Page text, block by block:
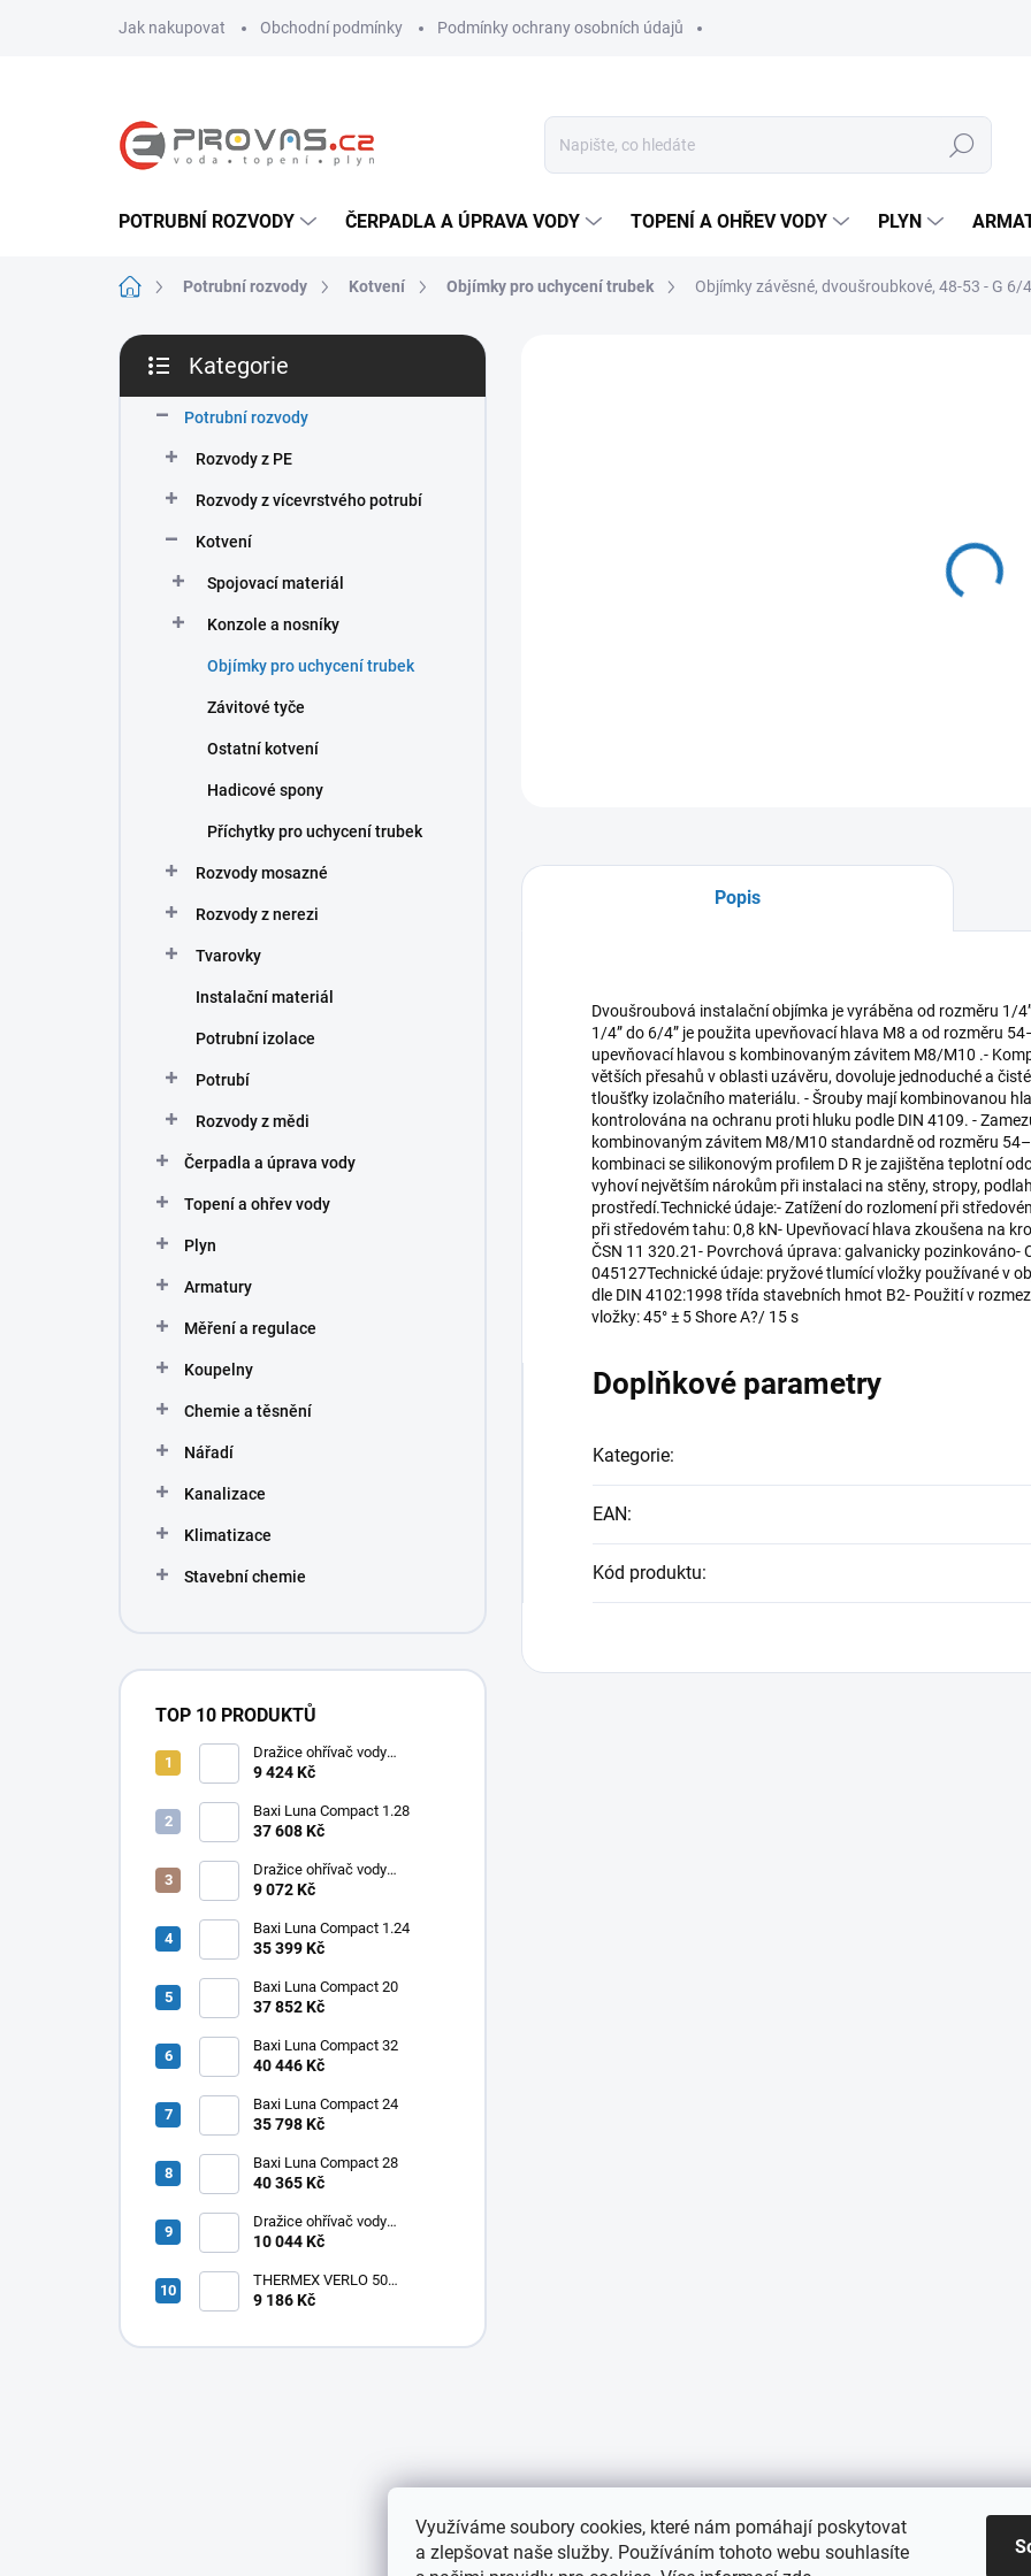
Využíváme soubory cookies, které nám pomáhají poskytovat
a zlepšovat naše služby. Používáním tohoto webu souhlasíte
Jak nakupovat Obchodní podmínky Podmínky ochrany osobních údajů
Hledat
POTRUBNÍ ROZVODY ČERPADLA A ÚPRAVA VODY TOPENÍ A OHŘEV VODY PLYN
Domů Potrubní rozvody Kotvení Objímky pro uchycení trubek Objímky závěsné, dvoušroubkové, 48-53 - G 6/
P
s
kategorie
Kategorie
Potrubní rozvody
Rozvody z PE
Rozvody z vícevrstvého potrubí
Kotvení
Spojovací materiál
Konzole a nosníky
Objímky pro uchycení trubek
Závitové tyče
Ostatní kotvení
Hadicové spony
Příchytky pro uchycení trubek
Rozvody mosazné
Rozvody z nerezi
Tvarovky
Instalační materiál
Potrubní izolace
Potrubí
Rozvody z mědi
Čerpadla a úprava vody
Topení a ohřev vody
Plyn
Armatury
Měření a regulace
Koupelny
Chemie a těsnění
Nářadí
Kanalizace
Klimatizace
Stavební chemie
TOP 10 PRODUKTŮ
Dražice ohřívač vody
elektrický svislý OKHE ONE/E
9 424 Kč
Baxi Luna Compact 1.28
37 608 Kč
Dražice ohřívač vody
elektrický svislý OKHE ONE/E
9 072 Kč
Baxi Luna Compact 1.24
35 399 Kč
Baxi Luna Compact 20
37 852 Kč
Baxi Luna Compact 32
40 446 Kč
Baxi Luna Compact 24
35 798 Kč
Baxi Luna Compact 28
40 365 Kč
Dražice ohřívač vody
elektrický svislý OKHE ONE/E
10 044 Kč
THERMEX VERLO 50
elektrický ohřívač vody
9 186 Kč
Popis
Dvoušroubová instalační objímka je vyráběna od rozměru 1/
1/4” do 6/4” je použita upevňovací hlava M8 a od rozměru
upevňovací hlavou s kombinovaným závitem M8/M10 .-
větších přesahů v oblasti uzávěru, dovoluje jednoduché a
tloušťky izolačního materiálu. - Šrouby mají kombinovanou
kontrolována na ochranu proti hluku podle DIN 4109. -
kombinovaným závitem M8/M10 standardně od rozměru
kombinaci se silikonovým profilem D R je zajištěna teplotní
vyhoví největším nárokům při instalaci na stěny, stropy,
prostředí.Technické údaje:- Zatížení do rozlomení při
při středovém tahu: 0,8 kN- Upevňovací hlava zkoušena na
ČSN 11 320.21- Povrchová úprava: galvanicky
045127Technické údaje: pryžové tlumící vložky používané v
dle DIN 4102:1998 třída stavebních hmot B2- Použití v
vložky: 45° ± 5 Shore A?/ 15 s
Doplňkové parametry
Kategorie:
EAN:
Kód produktu: